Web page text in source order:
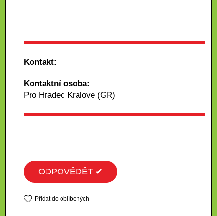
Kontakt:
Kontaktní osoba:
Pro Hradec Kralove (GR)
ODPOVĚDĚT ✔
Přidat do oblíbených